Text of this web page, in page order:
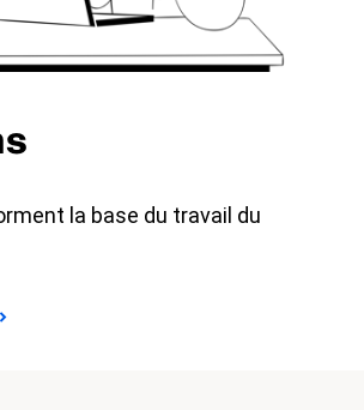
la base du travail du